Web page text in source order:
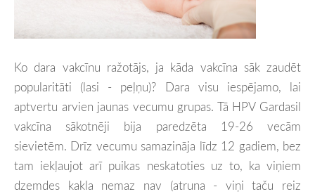
Ko dara vakcīnu ražotājs, ja kāda vakcīna sāk zaudēt
popularitāti (lasi - peļņu)? Dara visu iespējamo, lai
aptvertu arvien jaunas vecumu grupas. Tā HPV Gardasil
vakcīna sākotnēji bija paredzēta 19-26 vecām
sievietēm. Drīz vecumu samazināja līdz 12 gadiem, bez
tam iekļaujot arī puikas neskatoties uz to, ka viņiem
dzemdes kakla nemaz nav (atruna - viņi taču reiz